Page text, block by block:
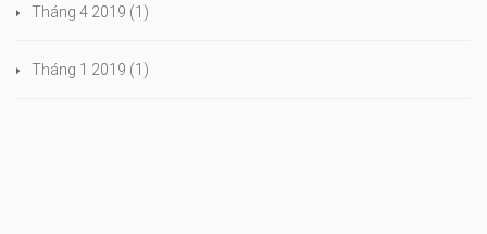
Tháng 4 2019 (1)
Tháng 1 2019 (1)